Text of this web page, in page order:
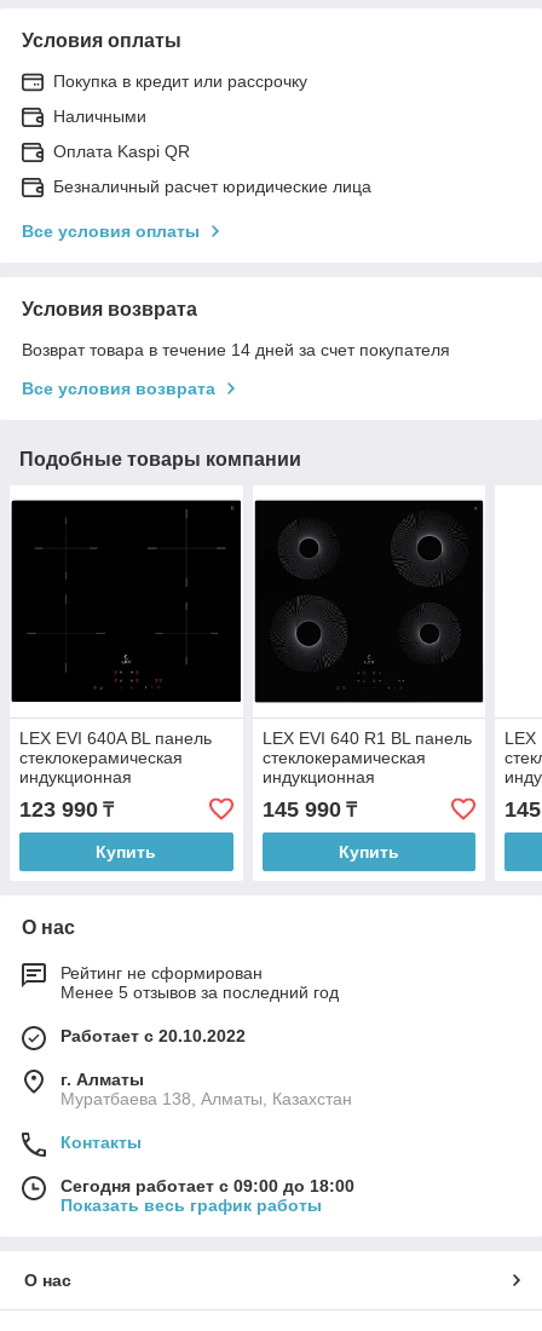
Условия оплаты
Покупка в кредит или рассрочку
Наличными
Оплата Kaspi QR
Безналичный расчет юридические лица
Все условия оплаты
Условия возврата
Возврат товара в течение 14 дней за счет покупателя
Все условия возврата
Подобные товары компании
LEX EVI 640A BL панель
стеклокерамическая
индукционная
123 990 ₸
Купить
LEX EVI 640 R1 BL панель
стеклокерамическая
индукционная
145 990₸
Купить
LEX
О нас
Рейтинг не сформирован
Менее 5 отзывов за последний год
Работает с 20.10.2022
г. Алматы
Муратбаева 138, Алматы, Казахстан
Контакты
Сегодня работает с 09:00 до 18:00
Показать весь график работы
О нас